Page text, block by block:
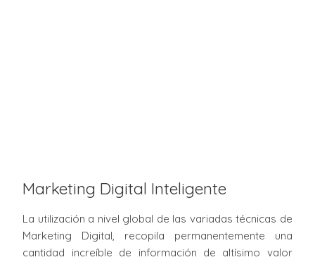
Marketing Digital Inteligente
La utilización a nivel global de las variadas técnicas de
Marketing Digital, recopila permanentemente una
cantidad increíble de información de altísimo valor